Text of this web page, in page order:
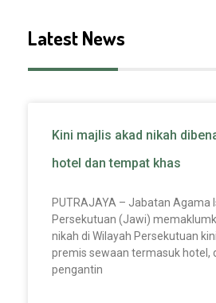
Latest News
Kini majlis akad nikah
hotel dan tempat khas
PUTRAJAYA – Jabatan Agama
Persekutuan (Jawi)
nikah di Wilayah Persekutuan
premis sewaan termasuk hotel,
pengantin